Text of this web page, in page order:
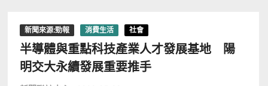
新聞來源:勁報 消費生活 社會
半導體與重點科技產業人才發展基地 陽
明交大永續發展重要推手